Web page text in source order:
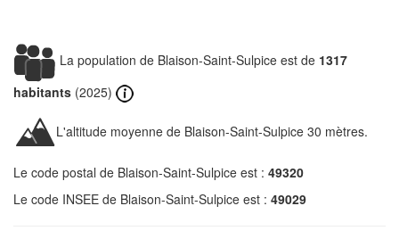
La population de Blaison-Saint-Sulpice est de 1317
habitants (2025)
L'altitude moyenne de Blaison-Saint-Sulpice 30 mètres.
Le code postal de Blaison-Saint-Sulpice est : 49320
Le code INSEE de Blaison-Saint-Sulpice est : 49029